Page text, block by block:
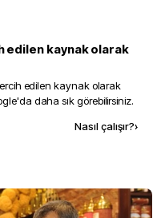
kaynak olarak
edilen kaynak olarak
daha sık görebilirsiniz.
Nasıl çalışır?›